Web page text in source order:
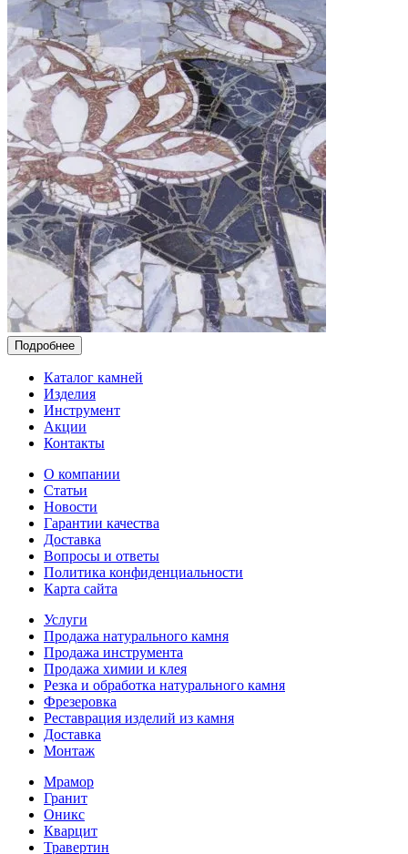
Подробнее
Каталог камней
Изделия
Инструмент
Акции
Контакты
О компании
Статьи
Новости
Гарантии качества
Доставка
Вопросы и ответы
Политика конфиденциальности
Карта сайта
Услуги
Продажа натурального камня
Продажа инструмента
Продажа химии и клея
Резка и обработка натурального камня
Фрезеровка
Реставрация изделий из камня
Доставка
Монтаж
Мрамор
Гранит
Оникс
Кварцит
Травертин